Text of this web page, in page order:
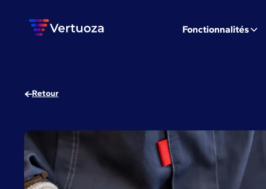
Fonctionnalités
Retour